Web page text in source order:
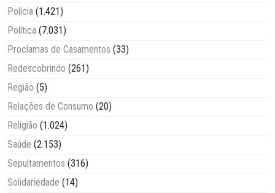
Polícia (1.421)
Política (7.031)
Proclamas de Casamentos (33)
Redescobrindo (261)
Região (5)
Relações de Consumo (20)
Religião (1.024)
Saúde (2.153)
Sepultamentos (316)
Solidariedade (14)